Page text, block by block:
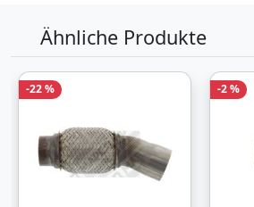
Ähnliche Produkte
-22 % -2 %